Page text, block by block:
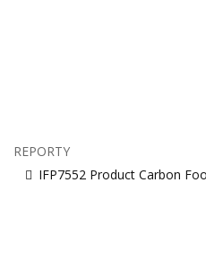
REPORTY
IFP7552 Product Carbon